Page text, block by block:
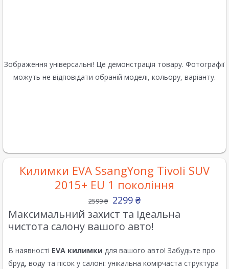
Зображення універсальні! Це демонстрація товару. Фотографії
можуть не відповідати обраній моделі, кольору, варіанту.
Килимки EVA SsangYong Tivoli SUV
2015+ EU 1 покоління
2599₴ 2299 ₴
Максимальний захист та ідеальна
чистота салону вашого авто!
В наявності EVA килимки для вашого авто! Забудьте про
бруд, воду та пісок у салоні: унікальна комірчаста структура